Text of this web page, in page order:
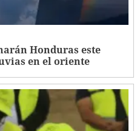
Honduras este
en el oriente